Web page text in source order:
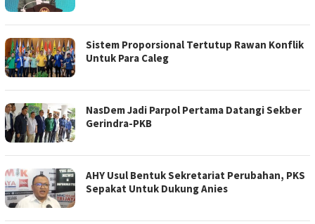
Sistem Proporsional Tertutup Rawan Konflik
Untuk Para Caleg
NasDem Jadi Parpol Pertama Datangi Sekber
Gerindra-PKB
AHY Usul Bentuk Sekretariat Perubahan, PKS
Sepakat Untuk Dukung Anies